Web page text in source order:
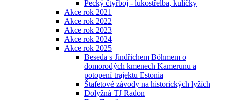
Pecký čtyřboj - lukostřelba, kuličky
Akce rok 2021
Akce rok 2022
Akce rok 2023
Akce rok 2024
Akce rok 2025
Beseda s Jindřichem Böhmem o
domorodých kmenech Kamerunu a
potopení trajektu Estonia
Štafetové závody na historických lyžích
Dolyžná TJ Radon